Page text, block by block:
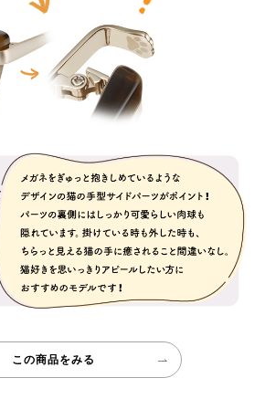
この商品をみる